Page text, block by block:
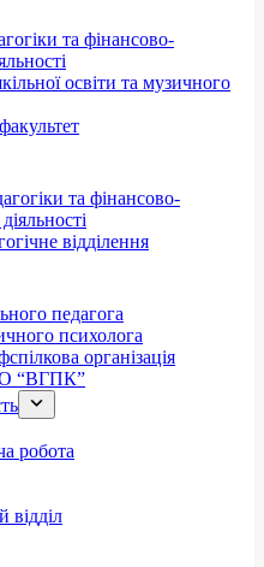
та фінансово-
освіти та музичного
та фінансово-
відділення
педагога
психолога
організація
“ВГПК”
робота
відділ